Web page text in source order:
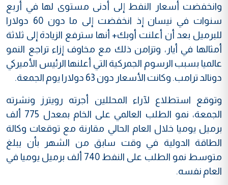
وانخفضت أسعار النفط إلى أدنى مستوى لها في أربع
سنوات في نيسان إذ انخفضت إلى ما دون 60 دولارا
للبرميل بعد أن أعلنت أوبك+ أنها سترفع الزيادة إلى ثلاثة
أمثالها في أيار، وتزامن ذلك مع مخاوف إزاء تراجع النمو
عالميا بسبب الرسوم الجمركية التي أعلنها الرئيس الأميركي
دونالد ترامب. وكانت الأسعار دون 63 دولارا يوم الجمعة.
وتوقع استطلاع لآراء المحللين أجرته رويترز ونشرته
الجمعة، نمو الطلب العالمي على الخام بمعدل 775 ألف
برميل يوميا خلال العام الحالي مقارنة مع توقعات وكالة
الطاقة الدولية في وقت سابق من الشهر بأن يبلغ
متوسط نمو الطلب على النفط 740 ألف برميل يوميا في
العام نفسه.